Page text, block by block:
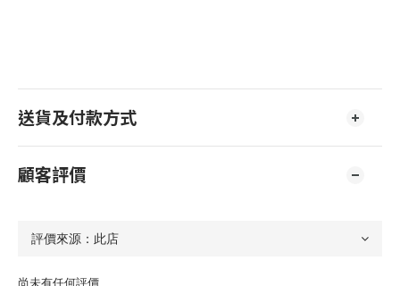
送貨及付款方式
顧客評價
尚未有任何評價